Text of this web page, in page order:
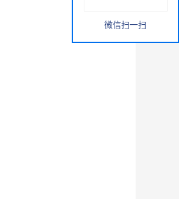
微信扫一扫